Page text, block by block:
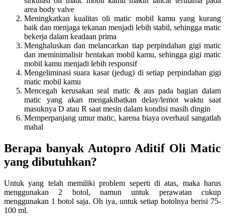
area body valve
Meningkatkan kualitas oli matic mobil kamu yang kurang
baik dan menjaga tekanan menjadi lebih stabil, sehingga matic
bekerja dalam keadaan prima
Menghaluskan dan melancarkan tiap perpindahan gigi matic
dan meminimalisir hentakan mobil kamu, sehingga gigi matic
mobil kamu menjadi lebih responsif
Mengeliminasi suara kasar (jedug) di setiap perpindahan gigi
matic mobil kamu
Mencegah kerusakan seal matic & aus pada bagian dalam
matic yang akan mengakibatkan delay/lemot waktu saat
masuknya D atau R saat mesin dalam kondisi masih dingin
Memperpanjang umur matic, karena biaya overhaul sangatlah
mahal
Berapa banyak Autopro Aditif Oli Matic
yang dibutuhkan?
Untuk yang telah memiliki problem seperti di atas, maka harus
menggunakan 2 botol, namun untuk perawatan cukup
menggunakan 1 botol saja. Oh iya, untuk setiap botolnya berisi 75-
100 ml.